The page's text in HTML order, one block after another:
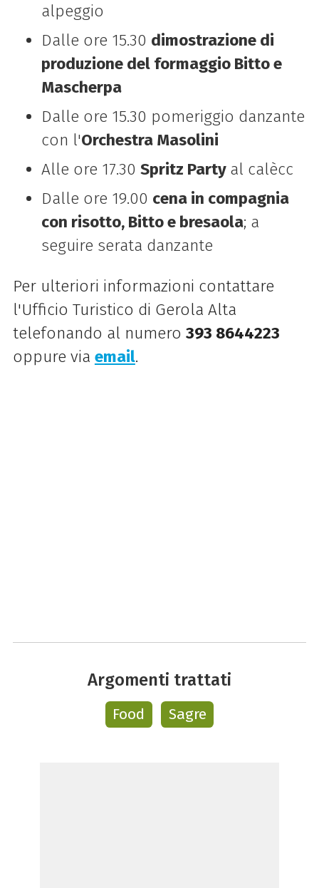
alpeggio
Dalle ore 15.30 dimostrazione di
produzione del formaggio Bitto e
Mascherpa
Dalle ore 15.30 pomeriggio danzante
con l'Orchestra Masolini
Alle ore 17.30 Spritz Party al calècc
Dalle ore 19.00 cena in compagnia
con risotto, Bitto e bresaola; a
seguire serata danzante
Per ulteriori informazioni contattare
l'Ufficio Turistico di Gerola Alta
telefonando al numero 393 8644223
oppure via email.
Argomenti trattati
Food Sagre